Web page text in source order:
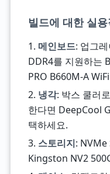
빌드에 대한 실
1. 메인보드: 업그
DDR4를 지원하는
PRO B660M-A
2. 냉각: 박스 쿨러
한다면 DeepCool
택하세요.
3. 스토리지: NVMe
Kingston NV2